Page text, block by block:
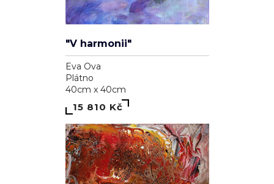
"V harmonii"
Eva Ova
Plátno
40cm x 40cm
15 810 Kč